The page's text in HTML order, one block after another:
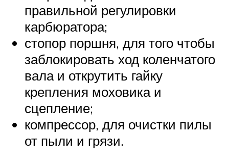
правильной регулировки
карбюратора;
стопор поршня, для того чтобы
заблокировать ход коленчатого
вала и открутить гайку
крепления моховика и
сцепление;
компрессор, для очистки пилы
от пыли и грязи.